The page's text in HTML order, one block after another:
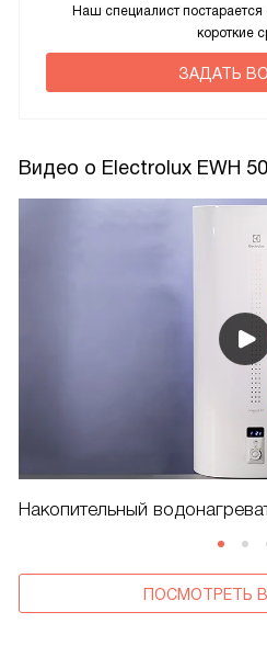
Наш специалист постарается
короткие
ЗАДАТЬ
Видео о Electrolux EWH
Накопительный
ПОСМОТРЕТЬ